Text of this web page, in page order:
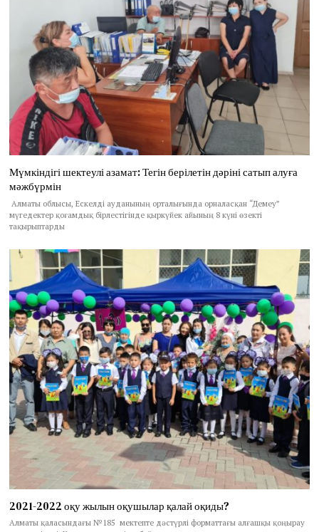
Мүмкіндігі шектеулі азамат: Тегін берілетін дәріні сатып алуға
мәжбүрмін
Алматы облысы, Ескелді ауданының орталығында орналасқан “Демеу”
мүгедектер қоғамдық бірлестігінде қыркүйек айының 8 күні өзекті
тақырыптарды
2021-2022 оқу жылын оқушылар қалай оқиды?
Алматы қаласындағы №185 мектепте дәстүрлі форматтағы алғашқы қоңырау